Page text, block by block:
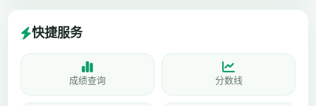
快捷服务
成绩查询 分数线